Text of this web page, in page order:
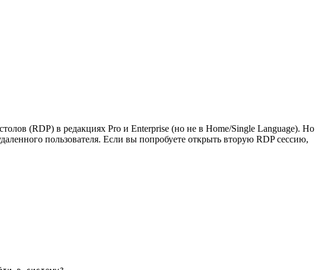
(RDP) в редакциях Pro и Enterprise (но не в Home/Single Language). Но
пользователя. Если вы попробуете открыть вторую RDP сессию,